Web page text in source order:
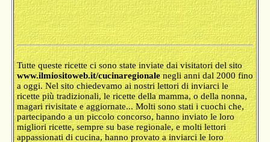
Tutte queste ricette ci sono state inviate dai visitatori del sito
www.ilmiositoweb.it/cucinaregionalenegli anni dal 2000 fino
a oggi. Nel sito chiedevamo ai nostri lettori di inviarci le
ricette più tradizionali, le ricette della mamma, o della nonna,
magari rivisitate e aggiornate... Molti sono stati i cuochi che,
partecipando a un piccolo concorso, hanno inviato le loro
migliori ricette, sempre su base regionale, e molti lettori
appassionati di cucina, hanno provato a inviarci le loro